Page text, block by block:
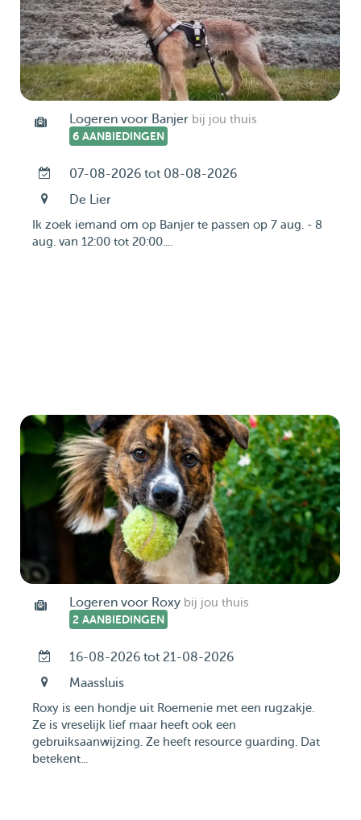
Logeren voor Banjer bij jou thuis
6 AANBIEDINGEN
07-08-2026 tot 08-08-2026
De Lier
Ik zoek iemand om op Banjer te passen op 7 aug. - 8
aug. van 12:00 tot 20:00....
Logeren voor Roxy bij jou thuis
2 AANBIEDINGEN
16-08-2026 tot 21-08-2026
Maassluis
Roxy is een hondje uit Roemenie met een rugzakje.
Ze is vreselijk lief maar heeft ook een
gebruiksaanwijzing. Ze heeft resource guarding. Dat
betekent...